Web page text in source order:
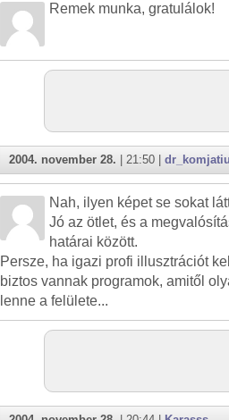
Remek munka, gratulálok!
2004. november 28. | 21:50 |
Nah, ilyen képet se sokat
Jó az ötlet, és a
határai között.
Persze, ha igazi profi illusztrációt
biztos vannak programok, amitől
lenne a felülete...